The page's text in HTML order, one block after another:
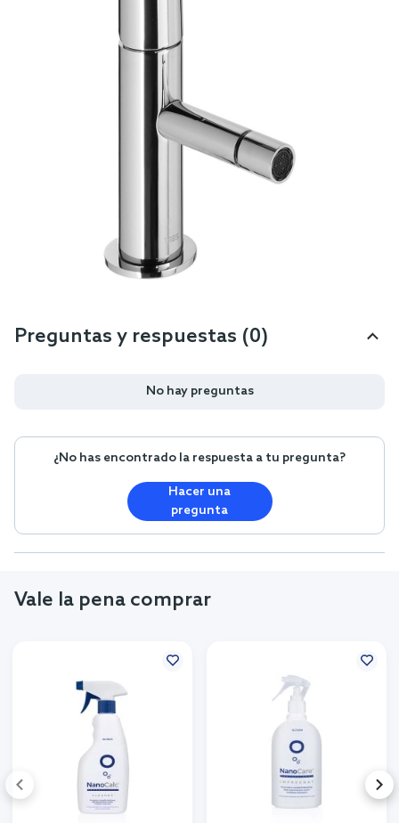
Preguntas y respuestas (0)
No hay preguntas
¿No has encontrado la respuesta a tu pregunta?
Hacer una
pregunta
Vale la pena comprar